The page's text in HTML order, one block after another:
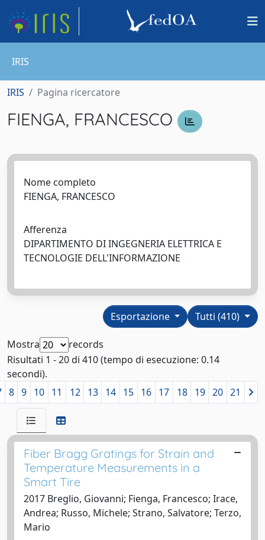
IRIS
IRIS Pagina ricercatore
FIENGA, FRANCESCO
Nome completo
FIENGA, FRANCESCO
Afferenza
DIPARTIMENTO DI INGEGNERIA ELETTRICA E
TECNOLOGIE DELL'INFORMAZIONE
Tutti (410)
Esportazione
Mostra
records
Risultati 1 - 20 di 410 (tempo di esecuzione: 0.14
secondi).
8 9 10 11 12 13 14 15 16 17 18 19 20 21
Fiber Bragg Gratings for Strain and
Temperature Measurements in a
Smart Tire
2017 Breglio, Giovanni; Fienga, Francesco; Irace,
Andrea; Russo, Michele; Strano, Salvatore; Terzo,
Mario